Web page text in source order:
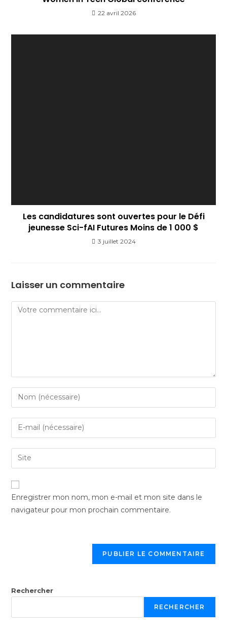
22 avril 2026
Les candidatures sont ouvertes pour le Défi
jeunesse Sci-fAI Futures Moins de 1 000 $
3 juillet 2024
Laisser un commentaire
Enregistrer mon nom, mon e-mail et mon site dans le
navigateur pour mon prochain commentaire.
Rechercher
RECHERCHER